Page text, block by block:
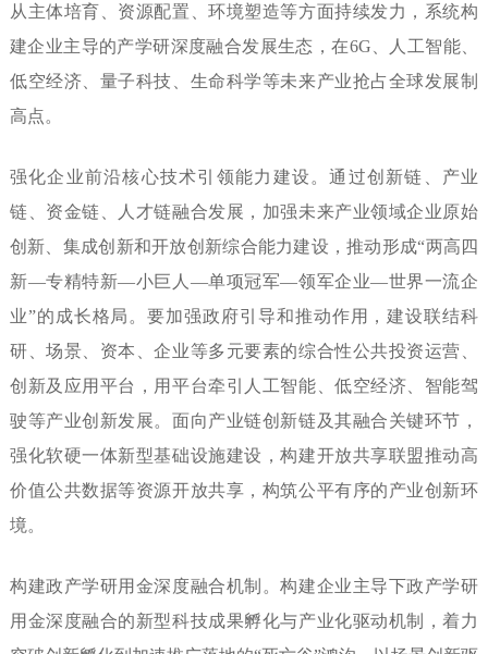
从主体培育、资源配置、环境塑造等方面持续发力，系统构
建企业主导的产学研深度融合发展生态，在6G、人工智能、
低空经济、量子科技、生命科学等未来产业抢占全球发展制
高点。
强化企业前沿核心技术引领能力建设。通过创新链、产业
链、资金链、人才链融合发展，加强未来产业领域企业原始
创新、集成创新和开放创新综合能力建设，推动形成“两高四
新—专精特新—小巨人—单项冠军—领军企业—世界一流企
业”的成长格局。要加强政府引导和推动作用，建设联结科
研、场景、资本、企业等多元要素的综合性公共投资运营、
创新及应用平台，用平台牵引人工智能、低空经济、智能驾
驶等产业创新发展。面向产业链创新链及其融合关键环节，
强化软硬一体新型基础设施建设，构建开放共享联盟推动高
价值公共数据等资源开放共享，构筑公平有序的产业创新环
境。
构建政产学研用金深度融合机制。构建企业主导下政产学研
用金深度融合的新型科技成果孵化与产业化驱动机制，着力